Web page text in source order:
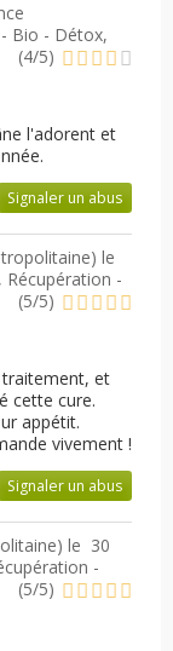
Bio - Détox,
(4/5)
l'adorent et
Signaler un abus
le
-
(5/5)
traitement, et
cette cure.
appétit.
vivement !
Signaler un abus
le 30
-
(5/5)